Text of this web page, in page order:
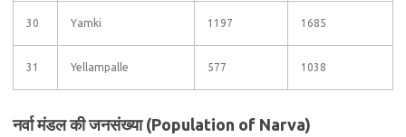
30 Yamki 1197 1685
31 Yellampalle 577 1038
नर्वा मंडल की जनसंख्या (Population of Narva)